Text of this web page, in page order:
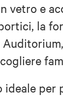
vetro e
la
ideale per